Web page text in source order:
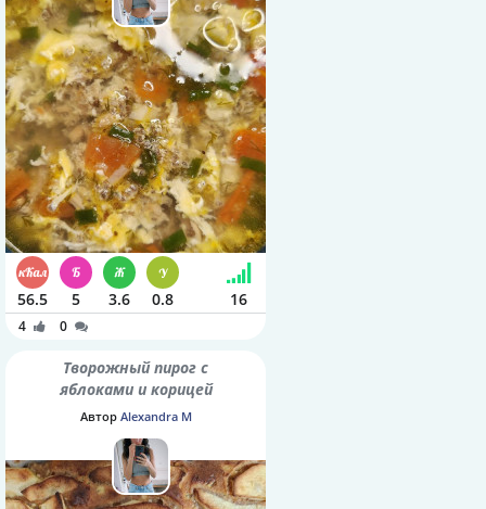
56.5 5 3.6 0.8 16
4 0
Творожный пирог с
яблоками и корицей
Автор Alexandra M